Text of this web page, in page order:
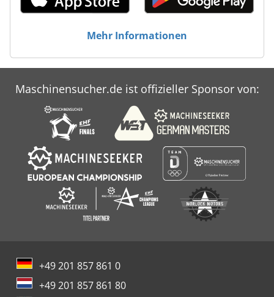
Mehr Informationen
Maschinensucher.de ist offizieller Sponsor von:
+49 201 857 861 0
+49 201 857 861 80